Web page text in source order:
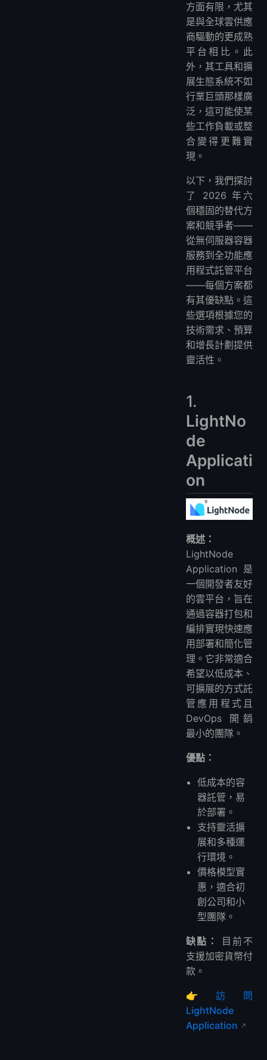
如何在 Clawcloud Run 中刪除應用程式？
方面有限，尤其
是與全球雲供應
商驅動的更成熟
平台相比。此
外，其工具和擴
展生態系統不如
行業巨頭那樣廣
泛，這可能使某
些工作負載或整
合變得更難實
現。
以下，我們探討
了 2026 年六
個穩固的替代方
案和競爭者——
從無伺服器容器
服務到全功能應
用程式託管平台
——每個方案都
有其優缺點。這
些選項根據您的
技術需求、預算
和增長計劃提供
靈活性。
1.
LightNo
de
Applicati
on
概述：
LightNode
Application 是
一個開發者友好
的雲平台，旨在
通過容器打包和
編排實現快速應
用部署和簡化管
理。它非常適合
希望以低成本、
可擴展的方式託
管應用程式且
DevOps 開銷
最小的團隊。
優點：
低成本的容
器託管，易
於部署。
支持靈活擴
展和多種運
行環境。
價格模型實
惠，適合初
創公司和小
型團隊。
缺點：
目前不
支援加密貨幣付
款。
👉 訪問
LightNode
Application